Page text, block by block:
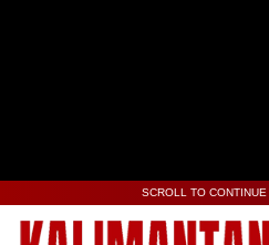
SCROLL TO